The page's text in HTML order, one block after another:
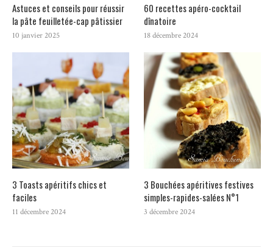
Astuces et conseils pour réussir
la pâte feuilletée-cap pâtissier
10 janvier 2025
60 recettes apéro-cocktail
dînatoire
18 décembre 2024
3 Toasts apéritifs chics et
faciles
11 décembre 2024
3 Bouchées apéritives festives
simples-rapides-salées N°1
3 décembre 2024